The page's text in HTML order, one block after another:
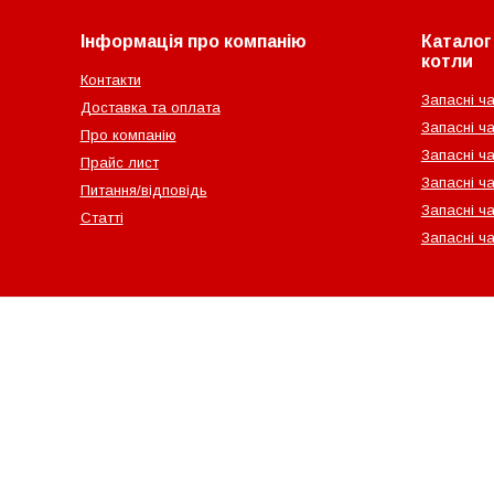
Інформація про компанію
Контакти
Доставка та оплата
Про компанію
Прайс лист
Питання/відповідь
Статті
котли
Запасні
Запасні
Запасні
Запасні
Запасні
Запасні